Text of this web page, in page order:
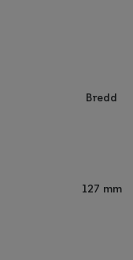
Bredd
127 mm